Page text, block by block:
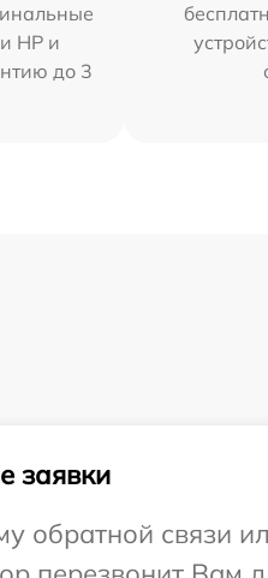
HP и
до 3
заявки
обратной связи